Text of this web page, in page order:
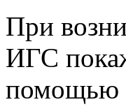
При
ИГС
помощью